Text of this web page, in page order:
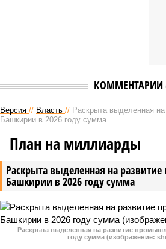
КОММЕНТАРИИ
Версия // Власть // Раскрыта выделенная
Башкирии в 2026 году сумма
Раскрыта выделенная на
Башкирии в 2026 году сумма
План на миллиарды
Раскрыта выделенная на развитие
году сумма (изображение: